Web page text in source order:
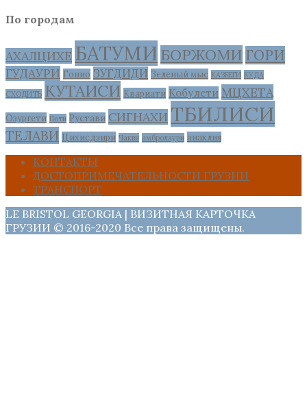
По городам
АХАЛЦИХЕ БАТУМИ БОРЖОМИ ГОРИ
ГУДАУРИ Гонио ЗУГДИДИ Зеленый мыс КАЗБЕГИ КУДА
СХОДИТЬ КУТАИСИ Квариати Кобулети МЦХЕТА
Озургети Поти Рустави СИГНАХИ ТБИЛИСИ
ТЕЛАВИ Цихисдзири Чакви амбролаури анаклия
КОНТАКТЫ
ДОСТОПРИМЕЧАТЕЛЬНОСТИ ГРУЗИИ
ТРАНСПОРТ
LE BRISTOL GEORGIA | ВИЗИТНАЯ КАРТОЧКА
ГРУЗИИ © 2016-2020 Все права защищены.